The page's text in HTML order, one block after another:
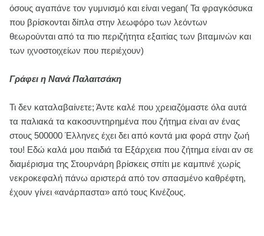
όσους αγαπάνε τον γυμνισμό και είναι vegan( Τα φραγκόσυκα
που βρίσκονται δίπλα στην λεωφόρο των λεόντων
θεωρούνται από τα πιο περιζήτητα εξαιτίας των βιταμινών και
των ιχνοστοιχείων που περιέχουν)
Γράφει η Νανά Παλαιτσάκη
Τι δεν καταλαβαίνετε; Άντε καλέ που χρειαζόμαστε όλα αυτά
τα παλιακά τα κακοσυντηρημένα που ζήτημα είναι αν ένας
στους 500000 Έλληνες έχει δει από κοντά μια φορά στην ζωή
του! Εδώ καλά μου παιδιά τα Εξάρχεια που ζήτημα είναι αν σε
διαμέρισμα της Στουρνάρη βρίσκεις σπίτι με καμπινέ χωρίς
νεκροκεφαλή πάνω αριστερά από τον σπασμένο καθρέφτη,
έχουν γίνει «ανάρπαστα» από τους Κινέζους.